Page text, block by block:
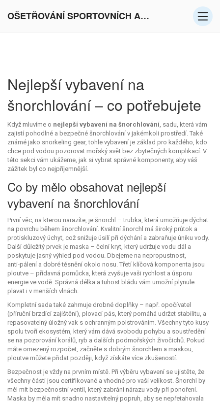
OŠETŘOVÁNÍ SPORTOVNÍCH AKTIVIT V EVROPĚ
Nejlepší vybavení na
šnorchlování – co potřebujete
Když mluvíme o nejlepší vybavení na šnorchlování, sadu, která vám
zajistí pohodlné a bezpečné šnorchlování v jakémkoli prostředí. Také
známé jako snorkeling gear, tohle vybavení je základ pro každého, kdo
chce pod vodou pozorovat mořský svět bez zbytečných komplikací. V
této sekci vám ukážeme, jak si vybrat správné komponenty, aby váš
zážitek byl co nejpříjemnější.
Co by mělo obsahovat nejlepší
vybavení na šnorchlování
První věc, na kterou narazíte, je šnorchl –trubka, která umožňuje dýchat
na povrchu během šnorchlování. Kvalitní šnorchl má široký průtok a
protiskluzový úchyt, což snižuje úsilí při dýchání a zabraňuje úniku vody.
Další důležitý prvek je maska – čelní kryt, který udržuje vodu dál a
poskytuje jasný výhled pod vodou. Dbejeme na nepropustnost,
anti‑pálení a dobré těsnění okolo nosu. Třetí klíčová komponenta jsou
ploutve – přídavná pomůcka, která zvyšuje vaši rychlost a úsporu
energie ve vodě. Správná délka a tuhost bládu vám umožní plynule
plavat i v menších vlnách.
Kompletní sada také zahrnuje drobné doplňky – např. opočívatel
(příruční brzdící zajištění), plovací pás, který pomáhá udržet stabilitu, a
repasovatelný úložný vak s ochranným polstrováním. Všechny tyto kusy
spolu tvoří ekosystém, který vám dává svobodu pohybu a soustředění
se na pozorování korálů, ryb a dalších podmořských živočichů. Pokud
máte omezený rozpočet, začněte s dobrým šnorchlem a maskou,
ploutve můžete přidat později, když získáte více zkušeností.
Bezpečnost je vždy na prvním místě. Při výběru vybavení se ujistěte, že
všechny části jsou certifikované a vhodné pro vaši velikost. Šnorchl by
měl mít bezpečnostní ventil, který zabrání nárazu vody při ponoření.
Maska by měla mít snadno nastavitelný popruh, aby se nepřetahovala